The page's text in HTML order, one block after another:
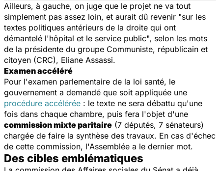
Ailleurs, à gauche, on juge que le projet ne va tout
simplement pas assez loin, et aurait dû revenir "sur les
textes politiques antérieurs de la droite qui ont
démantelé l'hôpital et le service public", selon les mots
de la présidente du groupe Communiste, républicain et
citoyen (CRC), Eliane Assassi.
Examen accéléré
Pour l'examen parlementaire de la loi santé, le
gouvernement a demandé que soit appliquée une
procédure accélérée : le texte ne sera débattu qu'une
fois dans chaque chambre, puis fera l'objet d'une
commission mixte paritaire (7 députés, 7 sénateurs)
chargée de faire la synthèse des travaux. En cas d'échec
de cette commission, l'Assemblée a le dernier mot.
Des cibles emblématiques